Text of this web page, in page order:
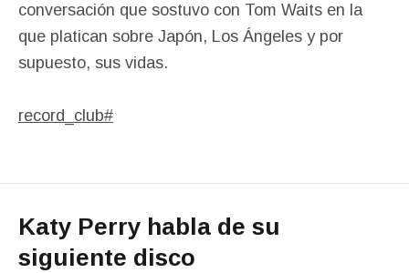
conversación que sostuvo con Tom Waits en la
que platican sobre Japón, Los Ángeles y por
supuesto, sus vidas.
record_club#
Katy Perry habla de su
siguiente disco